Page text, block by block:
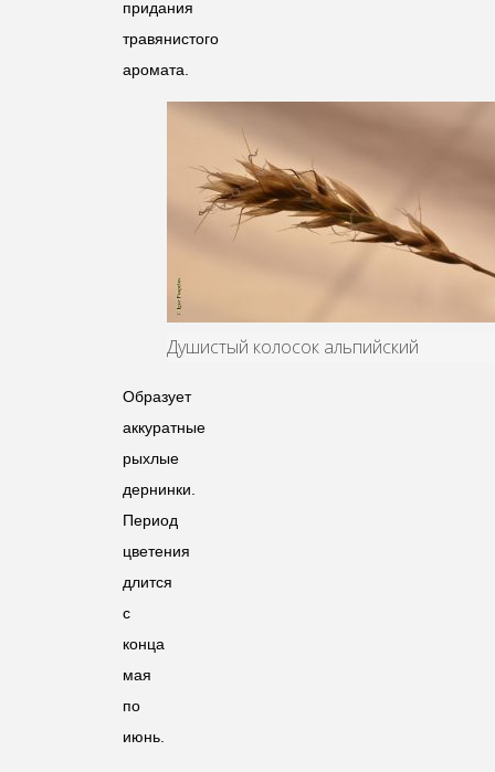
придания
травянистого
аромата.
Душистый колосок альпийский
Образует
аккуратные
рыхлые
дернинки.
Период
цветения
длится
с
конца
мая
по
июнь.